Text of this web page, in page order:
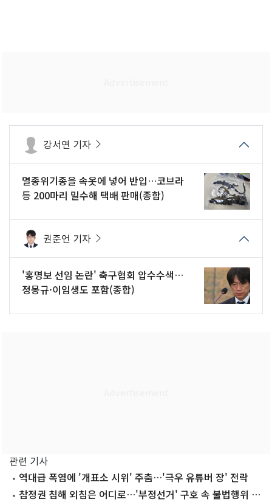
강서연 기자
멸종위기종을 속옷에 넣어 반입…코브라
등 200마리 밀수해 택배 판매(종합)
권준언 기자
'홍명보 선임 논란' 축구협회 압수수색…
정몽규·이임생도 포함(종합)
관련 기사
역대급 폭염에 '개표소 시위' 주춤…'극우 유튜버 장' 전락
참정권 침해 외침은 어디로…'부정선거' 구호 속 불법행위 늘